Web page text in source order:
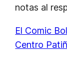
notas al
El Comic
Centro